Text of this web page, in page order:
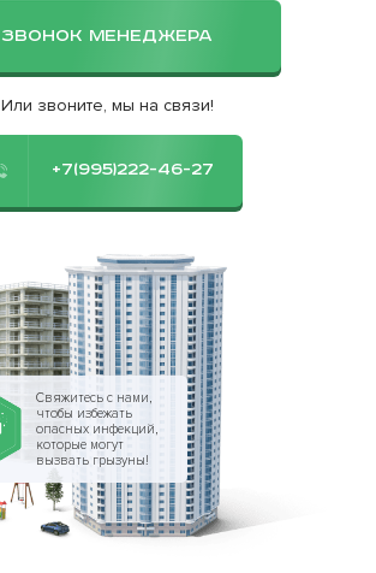
ЗВОНОК МЕНЕДЖЕРА
Или звоните, мы на связи!
+7(995)222-46-27
Свяжитесь с нами,
чтобы избежать
опасных инфекций,
которые могут
вызвать грызуны!